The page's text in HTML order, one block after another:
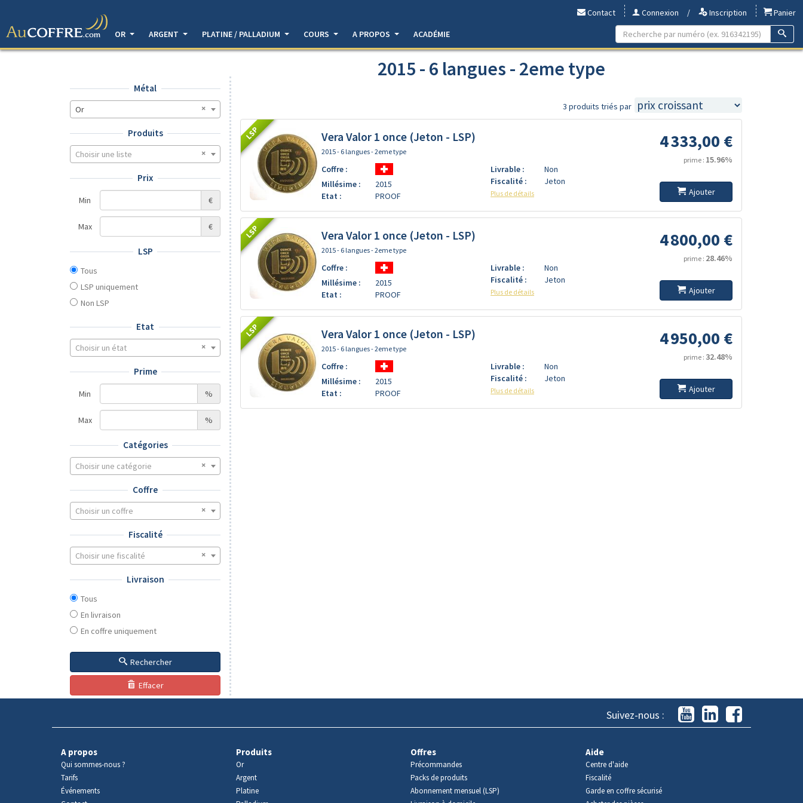
Contact Connexion / Inscription
Panier
OR
ARGENT PLATINE / PALLADIUM COURS A PROPOS ACADÉMIE
Métal
Or
Produits
Choisir une liste
Prix
Min €
Max €
LSP
Tous
LSP uniquement
Non LSP
Etat
Choisir un état
Prime
Min %
Max %
Catégories
Choisir une catégorie
Coffre
Choisir un coffre
Fiscalité
Choisir une fiscalité
Livraison
Tous
En livraison
En coffre uniquement
Rechercher
Effacer
2015 - 6 langues - 2eme type
3 produits triés par
LSP Vera Valor 1 once (Jeton - LSP)
2015 - 6 langues - 2eme type
Coffre :
Millésime :
2015
Etat :
PROOF
Livrable :
Non
Fiscalité :
Jeton
Plus de détails
4 333,00 €
prime : 15.96%
Ajouter
LSP Vera Valor 1 once (Jeton - LSP)
2015 - 6 langues - 2eme type
Coffre :
Millésime :
2015
Etat :
PROOF
Livrable :
Non
Fiscalité :
Jeton
Plus de détails
4 800,00 €
prime : 28.46%
Ajouter
LSP Vera Valor 1 once (Jeton - LSP)
2015 - 6 langues - 2eme type
Coffre :
Millésime :
2015
Etat :
PROOF
Livrable :
Non
Fiscalité :
Jeton
Plus de détails
4 950,00 €
prime : 32.48%
Ajouter
Suivez-nous :
A propos
Qui sommes-nous ?
Tarifs
Événements
Produits
Or
Argent
Platine
Offres
Précommandes
Packs de produits
Abonnement mensuel (LSP)
Aide
Centre d'aide
Fiscalité
Garde en coffre sécurisé